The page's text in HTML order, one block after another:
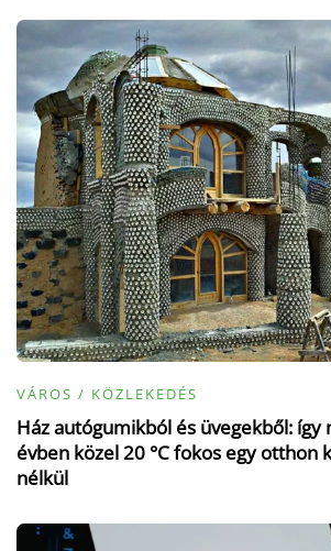
VÁROS / KÖZLEKEDÉS
Ház autógumikból és üvegekből: így
évben közel 20 °C fokos egy otthon
nélkül